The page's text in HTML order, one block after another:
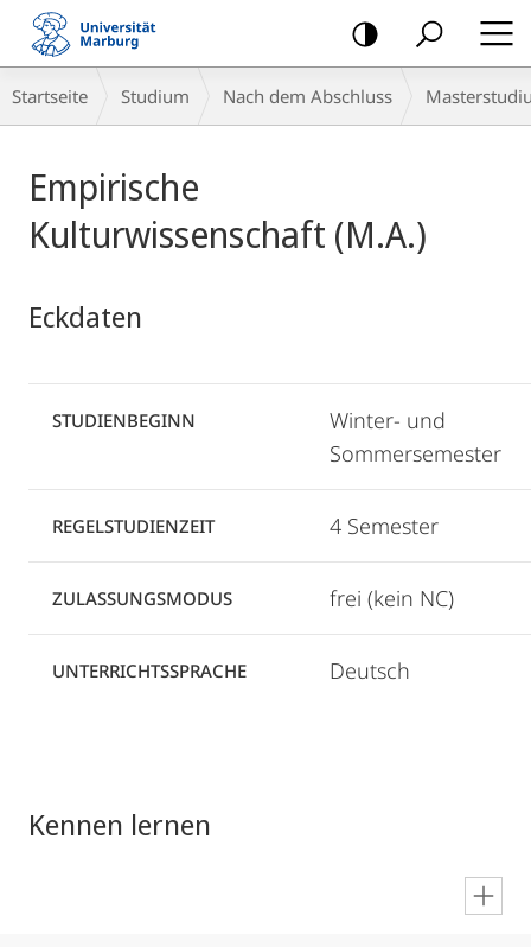
Mobile-
Navigation
Breadcrumb-
Navigation
Startseite Studium Nach dem Abschluss
Empirische
Kulturwissenschaft (M.A.)
Eckdaten
STUDIENBEGINN
Winter- und
Sommersemester
REGELSTUDIENZEIT 4 Semester
ZULASSUNGSMODUS frei (kein NC)
UNTERRICHTSSPRACHE Deutsch
Kennen lernen